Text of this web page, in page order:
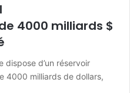
4000 milliards $
dispose d’un réservoir
4000 milliards de dollars,